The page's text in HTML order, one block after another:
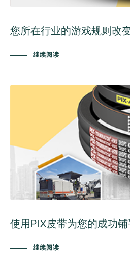
您所在行业的游戏规则改
继续阅读
使用PIX皮带为您的成功
继续阅读